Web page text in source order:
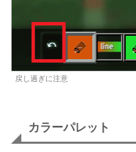
戻し過ぎに注意
カラーパレット